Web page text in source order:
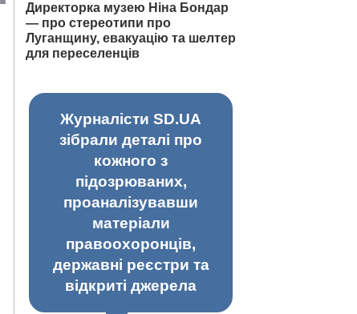
Директорка музею Ніна Бондар
— про стереотипи про
Луганщину, евакуацію та шелтер
для переселенців
Журналісти SD.UA
зібрали деталі про
кожного з
підозрюваних,
проаналізувавши
матеріали
правоохоронців,
державні реєстри та
відкриті джерела